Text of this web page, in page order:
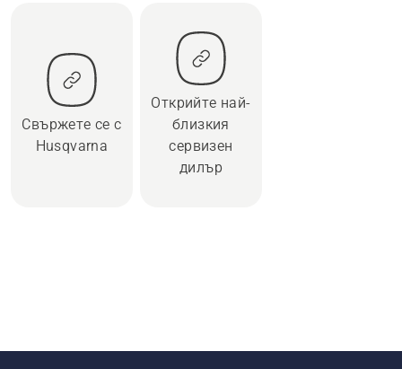
Свържете се с
Husqvarna
Открийте най-
близкия
сервизен
дилър